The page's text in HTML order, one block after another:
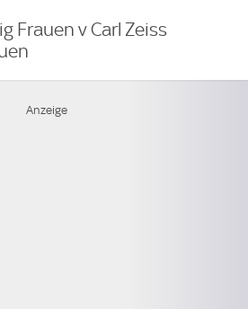
Frauen v Carl Zeiss